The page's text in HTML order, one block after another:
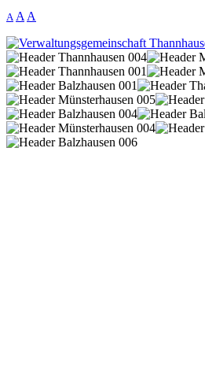
A A A